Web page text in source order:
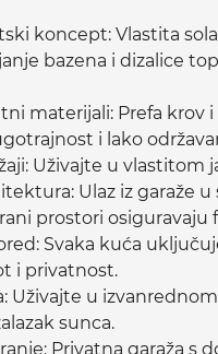
koncept: Vlastita
bazena i dizalice
materijali: Prefa krov
i lako
Uživajte u vlastitom
Ulaz iz garaže
prostori
Svaka kuća
i privatnost.
Uživajte u
sunca.
Privatna garaža